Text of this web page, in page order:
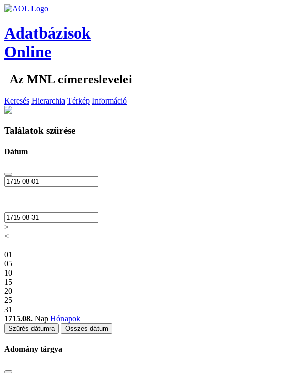
Adatbázisok
Online
Az MNL címereslevelei
Keresés Hierarchia Térkép Információ
Találatok szűrése
Dátum
—
>
<
01
05
10
15
20
25
31
1715.08. Nap Hónapok
Szűrés dátumra Összes dátum
Adomány tárgya